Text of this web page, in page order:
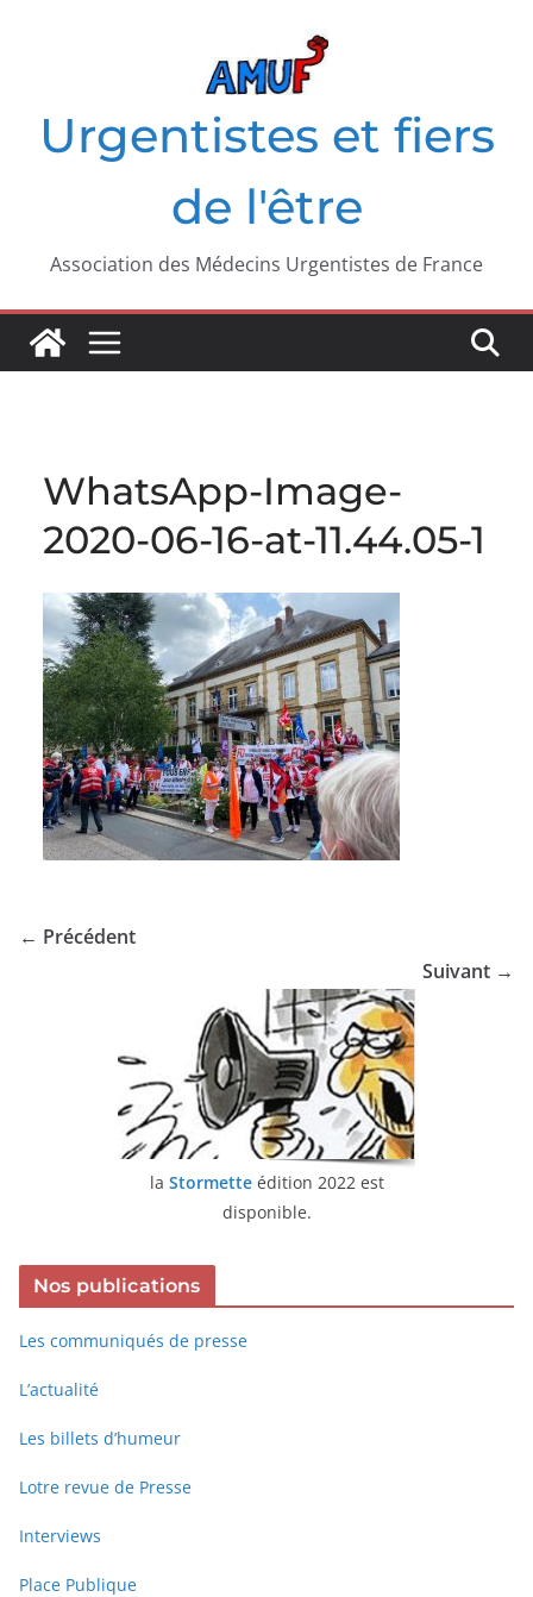
Urgentistes et fiers
de l'être
Association des Médecins Urgentistes de France
WhatsApp-Image-
2020-06-16-at-11.44.05-1
← Précédent
Suivant →
la Stormetteédition 2022 est
disponible.
Nos publications
Les communiqués de presse
L’actualité
Les billets d’humeur
Lotre revue de Presse
Interviews
Place Publique